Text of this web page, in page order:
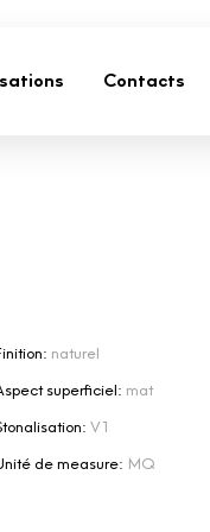
Contacts
naturel
superficiel: mat
V1
de measure: MQ